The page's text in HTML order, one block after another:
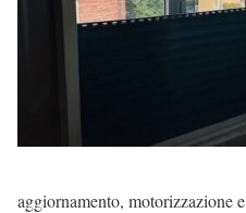
aggiornamento, motorizzazione e